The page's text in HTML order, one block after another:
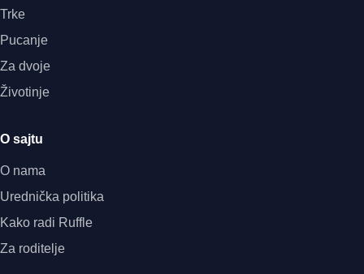
Trke
Pucanje
Za dvoje
Životinje
O sajtu
O nama
Urednička politika
Kako radi Ruffle
Za roditelje